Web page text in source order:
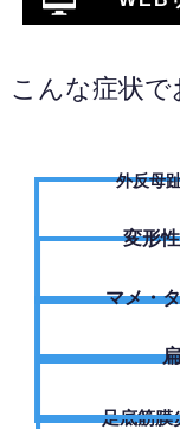
こんな症状で
外反母
変形
マメ・
足底筋膜